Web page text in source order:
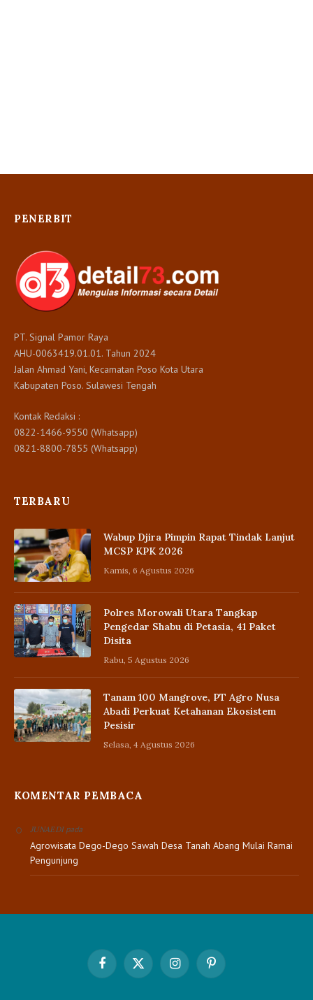
PENERBIT
PT. Signal Pamor Raya
AHU-0063419.01.01. Tahun 2024
Jalan Ahmad Yani, Kecamatan Poso Kota Utara
Kabupaten Poso. Sulawesi Tengah
Kontak Redaksi :
0822-1466-9550 (Whatsapp)
0821-8800-7855 (Whatsapp)
TERBARU
Wabup Djira Pimpin Rapat Tindak Lanjut
MCSP KPK 2026
Kamis, 6 Agustus 2026
Polres Morowali Utara Tangkap
Pengedar Shabu di Petasia, 41 Paket
Disita
Rabu, 5 Agustus 2026
Tanam 100 Mangrove, PT Agro Nusa
Abadi Perkuat Ketahanan Ekosistem
Pesisir
Selasa, 4 Agustus 2026
KOMENTAR PEMBACA
JUNAEDIpada
Agrowisata Dego-Dego Sawah Desa Tanah Abang Mulai Ramai
Pengunjung
FacebookX
InstagramPinterest